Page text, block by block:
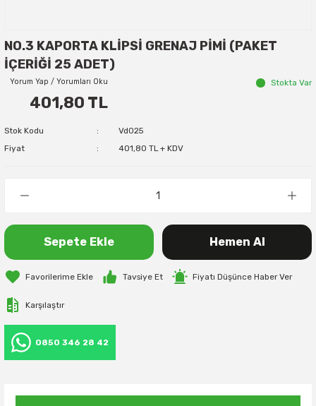
NO.3 KAPORTA KLİPSİ GRENAJ PİMİ (PAKET
İÇERİĞİ 25 ADET)
Yorum Yap / Yorumları Oku Stokta Var
401,80 TL
Stok Kodu
Vd025
Fiyat
401,80 TL + KDV
Sepete Ekle Hemen Al
Tavsiye Et Fiyatı Düşünce Haber Ver
Karşılaştır
0850 346 28 42